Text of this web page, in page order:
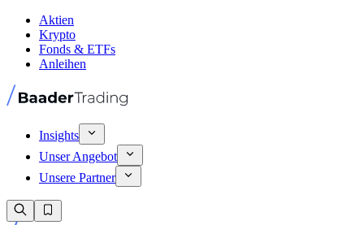
Aktien
Krypto
Fonds & ETFs
Anleihen
Insights
Unser Angebot
Unsere Partner